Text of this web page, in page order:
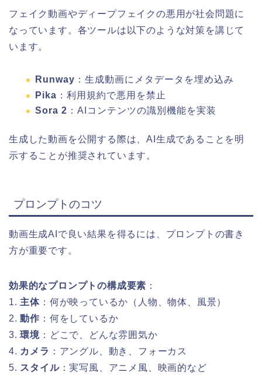
フェイク動画やディープフェイクの悪用が社会問題に
なっています。各ツールは以下のような対策を講じて
います。
Runway ：生成動画にメタデータを埋め込み
Pika ：利用規約で悪用を禁止
Sora 2 ：AIコンテンツの識別機能を実装
生成した動画を公開する際は、AI生成であることを明
示することが推奨されています。
プロンプトのコツ
動画生成AIで良い結果を得るには、プロンプトの書き
方が重要です。
効果的なプロンプトの構成要素 ：
1. 主体 ：何が映っているか（人物、物体、風景）
2.動作 ：何をしているか
3.環境 ：どこで、どんな雰囲気か
4. カメラ ：アングル、動き、フォーカス
5. スタイル：実写風、アニメ風、映画的など